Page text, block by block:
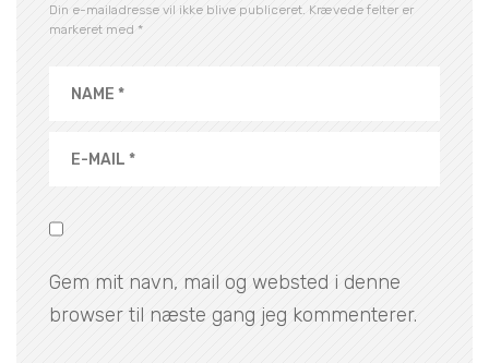
Din e-mailadresse vil ikke blive publiceret. Krævede felter er
markeret med *
Gem mit navn, mail og websted i denne
browser til næste gang jeg kommenterer.